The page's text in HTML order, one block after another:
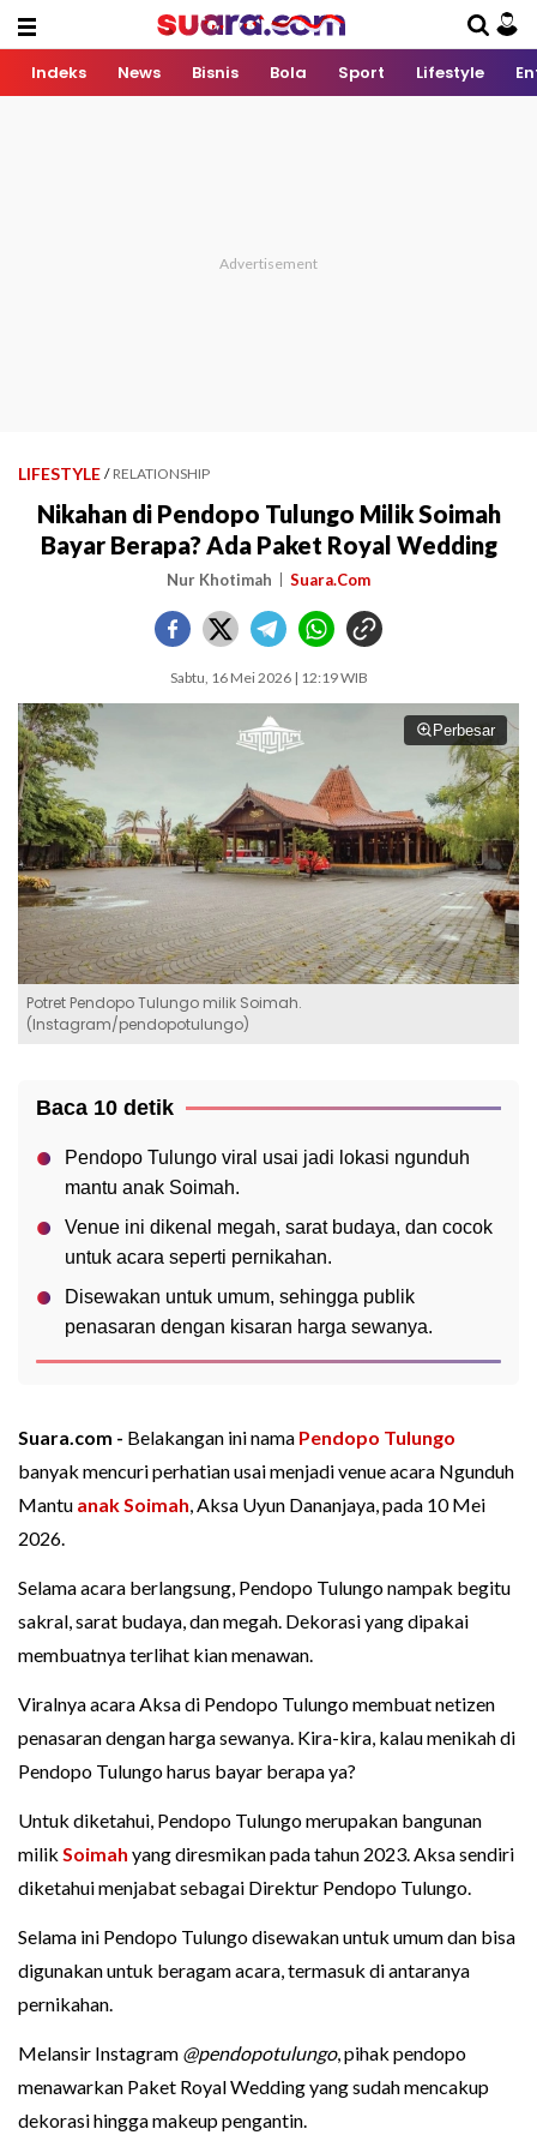
Indeks News Bisnis Bola Sport Lifestyle
LIFESTYLE / RELATIONSHIP
Nikahan di Pendopo Tulungo Milik Soimah
Bayar Berapa? Ada Paket Royal Wedding
Nur Khotimah Suara.Com
Sabtu, 16 Mei 2026 | 12:19 WIB
Perbesar
Potret Pendopo Tulungo milik Soimah.
(Instagram/pendopotulungo)
Baca 10 detik
Pendopo Tulungo viral usai jadi lokasi ngunduh
mantu anak Soimah.
Venue ini dikenal megah, sarat budaya, dan cocok
untuk acara seperti pernikahan.
Disewakan untuk umum, sehingga publik
penasaran dengan kisaran harga sewanya.
Suara.com - Belakangan ini nama Pendopo Tulungo
banyak mencuri perhatian usai menjadi venue acara Ngunduh
Mantu anak Soimah, Aksa Uyun Dananjaya, pada 10 Mei
2026.
Selama acara berlangsung, Pendopo Tulungo nampak begitu
sakral, sarat budaya, dan megah. Dekorasi yang dipakai
membuatnya terlihat kian menawan.
Viralnya acara Aksa di Pendopo Tulungo membuat netizen
penasaran dengan harga sewanya. Kira-kira, kalau menikah di
Pendopo Tulungo harus bayar berapa ya?
Untuk diketahui, Pendopo Tulungo merupakan bangunan
milik Soimah yang diresmikan pada tahun 2023. Aksa sendiri
diketahui menjabat sebagai Direktur Pendopo Tulungo.
Selama ini Pendopo Tulungo disewakan untuk umum dan bisa
digunakan untuk beragam acara, termasuk di antaranya
pernikahan.
Melansir Instagram @pendopotulungo, pihak pendopo
menawarkan Paket Royal Wedding yang sudah mencakup
dekorasi hingga makeup pengantin.